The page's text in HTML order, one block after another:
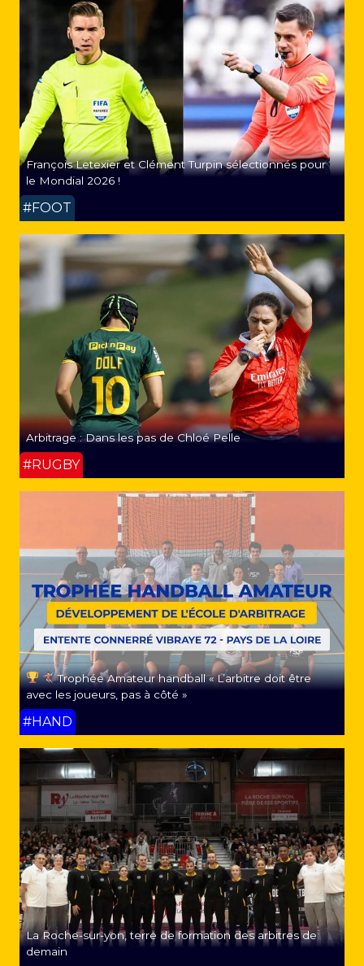
François Letexier et Clément Turpin sélectionnés pour
le Mondial 2026 !
#FOOT
Arbitrage : Dans les pas de Chloé Pelle
#RUGBY
Trophée Amateur handball « L’arbitre doit être
avec les joueurs, pas à côté »
#HAND
La Roche-sur-yon, terre de formation des arbitres de
demain